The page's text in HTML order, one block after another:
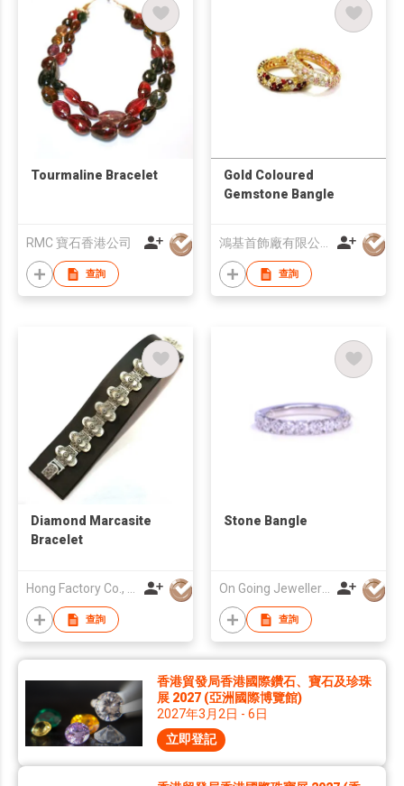
Tourmaline Bracelet
RMC 寶石香港公司
查詢
Gold Coloured
Gemstone Bangle
查詢
Diamond Marcasite
Bracelet
Hong Factory Co., Ltd
查詢
Stone Bangle
On Going Jewellery Ltd
查詢
香港貿發局香港國際鑽石、寶石及珍珠
展 2027 (亞洲國際博覽館)
2027年3月2日 - 6日
立即登記